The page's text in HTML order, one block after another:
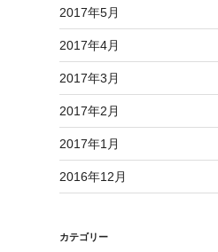
2017年5月
2017年4月
2017年3月
2017年2月
2017年1月
2016年12月
カテゴリー